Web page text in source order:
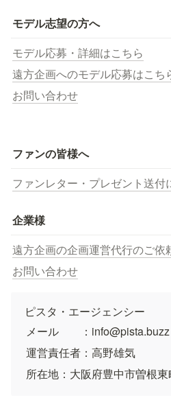
モデル志望の方へ
モデル応募・詳細はこちら
遠方企画へのモデル応募はこち
お問い合わせ
ファンの皆様へ
ファンレター・プレゼント送付
企業様
遠方企画の企画運営代行のご依
お問い合わせ
ピスタ・エージェンシー
メール　　：info@pista.buzz
運営責任者：高野雄気
所在地：大阪府豊中市曽根